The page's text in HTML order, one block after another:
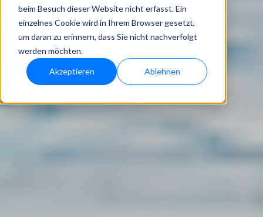
beim Besuch dieser Website nicht erfasst. Ein
einzelnes Cookie wird in Ihrem Browser gesetzt,
um daran zu erinnern, dass Sie nicht nachverfolgt
werden möchten.
Akzeptieren Ablehnen